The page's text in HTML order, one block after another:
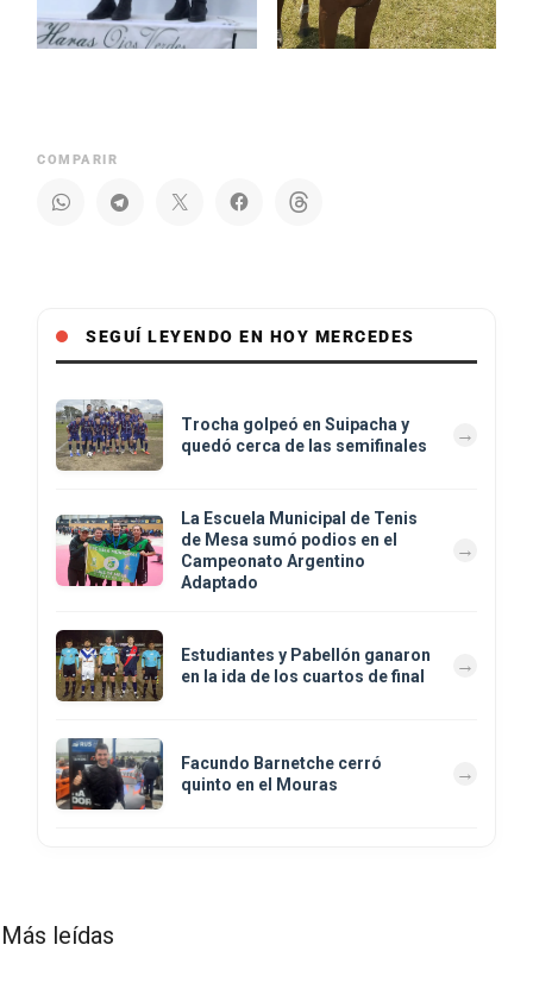
COMPARIR
SEGUÍ LEYENDO EN HOY MERCEDES
Trocha golpeó en Suipacha y
quedó cerca de las semifinales
La Escuela Municipal de Tenis
de Mesa sumó podios en el
Campeonato Argentino
Adaptado
Estudiantes y Pabellón ganaron
en la ida de los cuartos de final
Facundo Barnetche cerró
quinto en el Mouras
Más leídas